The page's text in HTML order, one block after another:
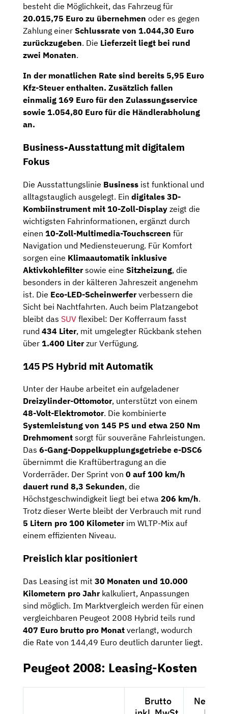
besteht die Möglichkeit, das Fahrzeug für
20.015,75 Euro zu übernehmen oder es gegen
Zahlung einer Schlussrate von 1.044,30 Euro
zurückzugeben. Die Lieferzeit liegt bei rund
zwei Monaten.
In der monatlichen Rate sind bereits 5,95 Euro
Kfz-Steuerenthalten. Zusätzlich fallen
einmalig 169 Euro für den Zulassungsservice
sowie 1.054,80 Euro für die Händlerabholung
an.
Business-Ausstattung mit digitalem
Fokus
Die Ausstattungslinie Business ist funktional und
alltagstauglich ausgelegt. Ein digitales 3D-
Kombiinstrument mit 10-Zoll-Display zeigt die
wichtigsten Fahrinformationen, ergänzt durch
einen 10-Zoll-Multimedia-Touchscreen für
Navigation und Mediensteuerung. Für Komfort
sorgen eine Klimaautomatik inklusive
Aktivkohlefiltersowie eine Sitzheizung, die
besonders in der kälteren Jahreszeit angenehm
ist. Die Eco-LED-Scheinwerferverbessern die
Sicht bei Nachtfahrten. Auch beim Platzangebot
bleibt das SUV flexibel: Der Kofferraum fasst
rund 434 Liter, mit umgelegter Rückbank stehen
über 1.400 Literzur Verfügung.
145 PS Hybrid mit Automatik
Unter der Haube arbeitet ein aufgeladener
Dreizylinder-Ottomotor, unterstützt von einem
48-Volt-Elektromotor. Die kombinierte
Systemleistung von 145 PS und etwa 250 Nm
Drehmoment sorgt für souveräne Fahrleistungen.
Das 6-Gang-Doppelkupplungsgetriebe e-DSC6
übernimmt die Kraftübertragung an die
Vorderräder. Der Sprint von 0 auf 100 km/h
dauert rund 8,3 Sekunden, die
Höchstgeschwindigkeit liegt bei etwa 206 km/h.
Trotz dieser Werte bleibt der Verbrauch mit rund
5 Litern pro 100 Kilometerim WLTP-Mix auf
einem effizienten Niveau.
Preislich klar positioniert
Das Leasing ist mit 30 Monaten und 10.000
Kilometern pro Jahrkalkuliert, Anpassungen
sind möglich. Im Marktvergleich werden für einen
vergleichbaren Peugeot 2008 Hybrid teils rund
407 Euro brutto pro Monat verlangt, wodurch
die Rate von 144,49 Euro deutlich darunter liegt.
Peugeot 2008: Leasing-Kosten
Brutto
Netto